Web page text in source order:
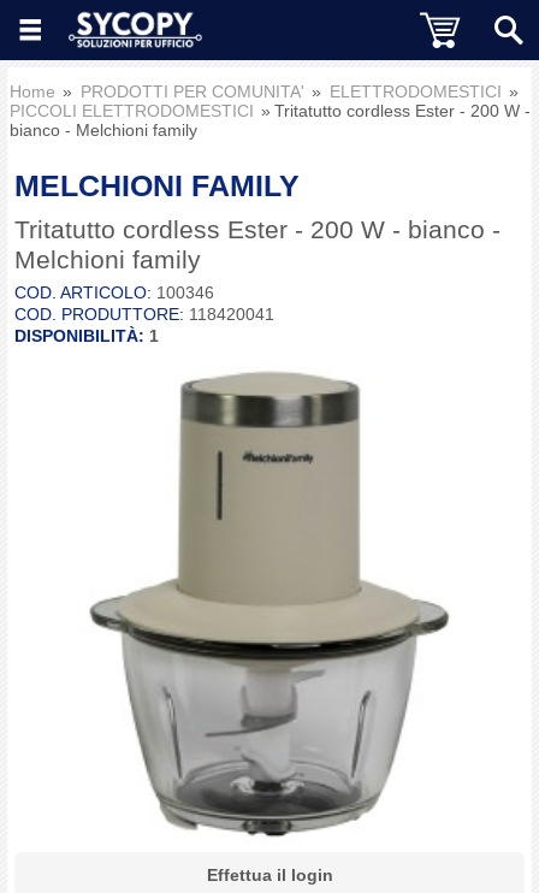
Home PRODOTTI PER COMUNITA'
ELETTRODOMESTICI
PICCOLI ELETTRODOMESTICI
Tritatutto cordless Ester - 200 W -
bianco - Melchioni family
MELCHIONI FAMILY
Tritatutto cordless Ester - 200 W - bianco -
Melchioni family
COD. ARTICOLO: 100346
COD. PRODUTTORE: 118420041
DISPONIBILITÀ: 1
Effettua il login